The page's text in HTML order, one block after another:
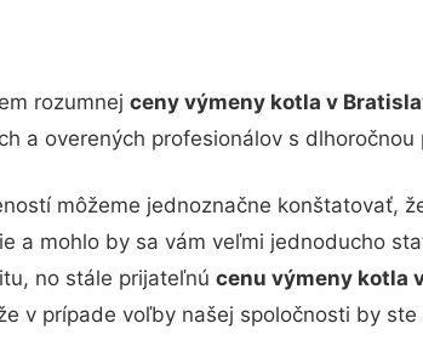
rozumnej ceny výmeny kotla v
a overených profesionálov s dlhoročnou
môžeme jednoznačne konštatovať,
a mohlo by sa vám veľmi jednoducho
no stále prijateľnú cenu výmeny kotla
v prípade voľby našej spoločnosti by ste